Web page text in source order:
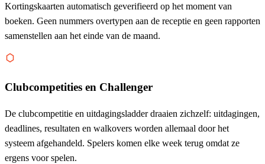
Kortingskaarten automatisch geverifieerd op het moment van
boeken. Geen nummers overtypen aan de receptie en geen rapporten
samenstellen aan het einde van de maand.
Clubcompetities en Challenger
De clubcompetitie en uitdagingsladder draaien zichzelf: uitdagingen,
deadlines, resultaten en walkovers worden allemaal door het
systeem afgehandeld. Spelers komen elke week terug omdat ze
ergens voor spelen.